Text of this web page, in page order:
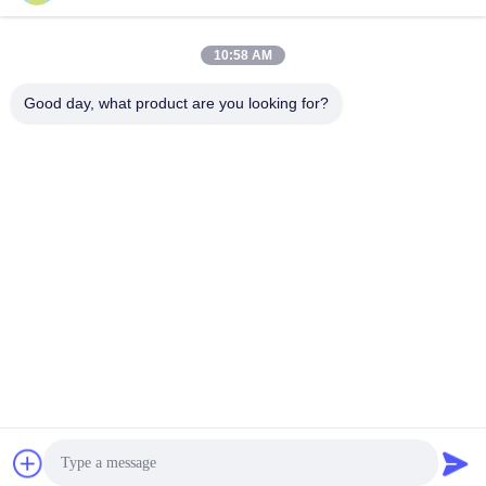
Copyright-© 2018-2026 Shenzhen Tunsing Plastic Products
Co., Ltd. . Alle Rechte vorbehalten.
10:58 AM
Good day, what product are you looking for?